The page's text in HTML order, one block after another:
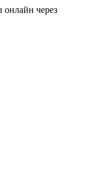
через